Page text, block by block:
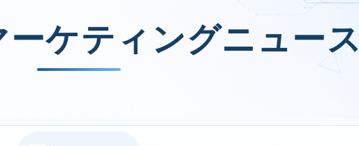
ケティングニュース